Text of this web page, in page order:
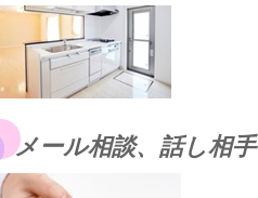
メール相談、話し相手